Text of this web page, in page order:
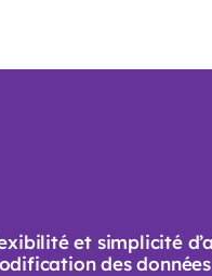
et simplicité
des données